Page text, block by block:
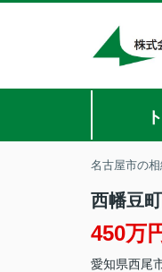
名古屋市の
西幡豆
450万
愛知県西尾